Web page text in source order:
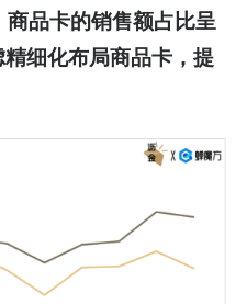
商品卡的销售额占比呈
细化布局商品卡，提